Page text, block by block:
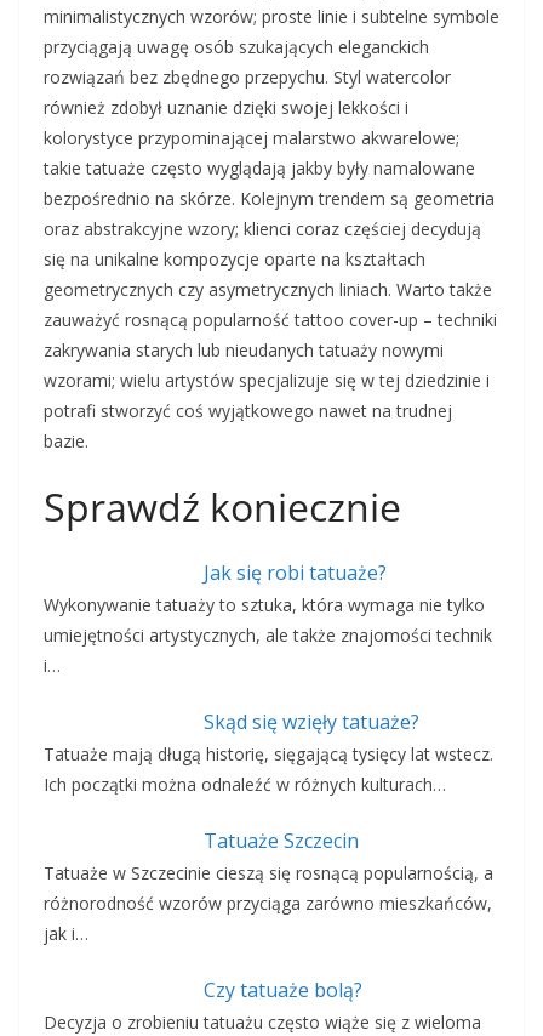
minimalistycznych wzorów; proste linie i subtelne symbole
przyciągają uwagę osób szukających eleganckich
rozwiązań bez zbędnego przepychu. Styl watercolor
również zdobył uznanie dzięki swojej lekkości i
kolorystyce przypominającej malarstwo akwarelowe;
takie tatuaże często wyglądają jakby były namalowane
bezpośrednio na skórze. Kolejnym trendem są geometria
oraz abstrakcyjne wzory; klienci coraz częściej decydują
się na unikalne kompozycje oparte na kształtach
geometrycznych czy asymetrycznych liniach. Warto także
zauważyć rosnącą popularność tattoo cover-up – techniki
zakrywania starych lub nieudanych tatuaży nowymi
wzorami; wielu artystów specjalizuje się w tej dziedzinie i
potrafi stworzyć coś wyjątkowego nawet na trudnej
bazie.
Sprawdź koniecznie
Jak się robi tatuaże?
Wykonywanie tatuaży to sztuka, która wymaga nie tylko
umiejętności artystycznych, ale także znajomości technik
i…
Skąd się wzięły tatuaże?
Tatuaże mają długą historię, sięgającą tysięcy lat wstecz.
Ich początki można odnaleźć w różnych kulturach…
Tatuaże Szczecin
Tatuaże w Szczecinie cieszą się rosnącą popularnością, a
różnorodność wzorów przyciąga zarówno mieszkańców,
jak i…
Czy tatuaże bolą?
Decyzja o zrobieniu tatuażu często wiąże się z wieloma